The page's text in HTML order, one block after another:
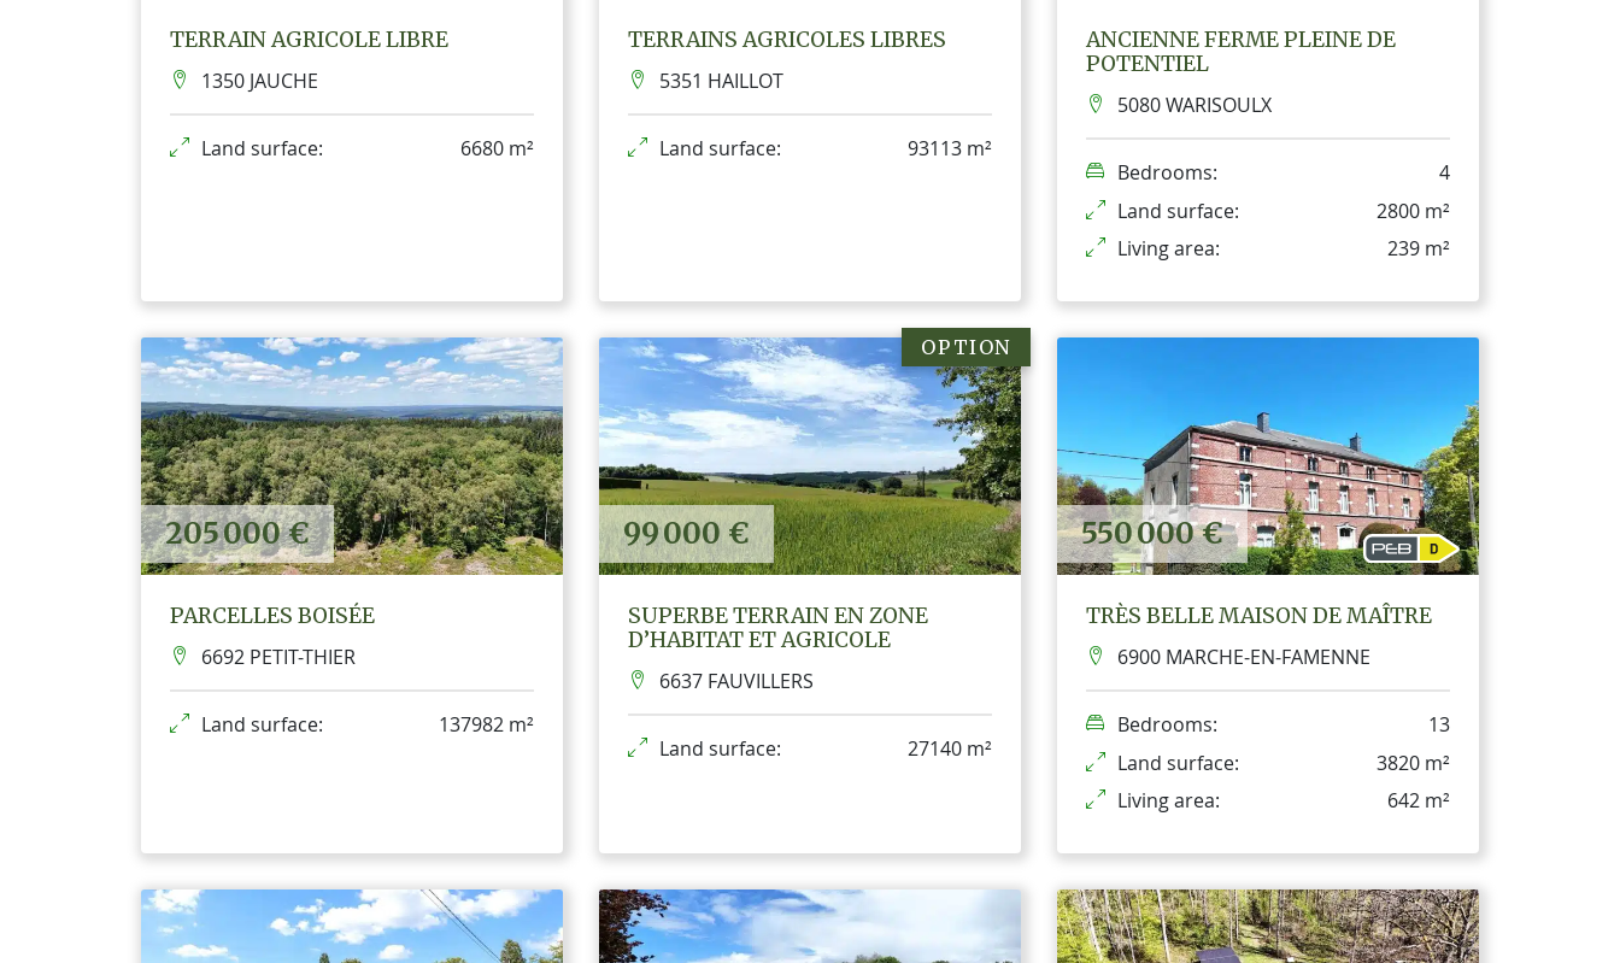
TERRAIN AGRICOLE LIBRE
1350 JAUCHE
Land surface: 6680 m²
TERRAINS AGRICOLES LIBRES
5351 HAILLOT
Land surface: 93113 m²
ANCIENNE FERME PLEINE DE
POTENTIEL
5080 WARISOULX
Bedrooms:
4
Land surface:
2800 m²
Living area:
239 m²
205 000 €
PARCELLES BOISÉE
6692 PETIT-THIER
Land surface: 137982 m²
99 000 €
OPTION
SUPERBE TERRAIN EN ZONE
D’HABITAT ET AGRICOLE
6637 FAUVILLERS
Land surface: 27140 m²
550 000 €
TRÈS BELLE MAISON DE MAÎTRE
6900 MARCHE-EN-FAMENNE
Bedrooms:
13
Land surface:
3820 m²
Living area:
642 m²